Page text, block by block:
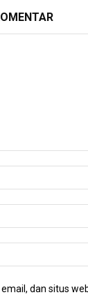
dan situs